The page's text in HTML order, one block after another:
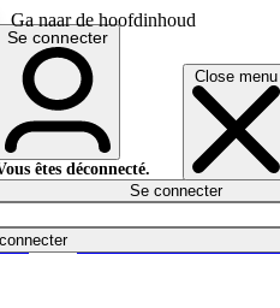
Ga naar de hoofdinhoud
Close menu
English
Deutsch
Español
Se connecter
êtes déconnecté.
Se connecter